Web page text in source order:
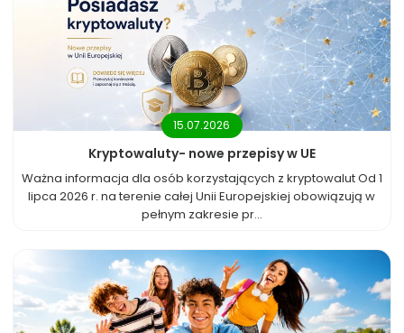
15.07.2026
Kryptowaluty- nowe przepisy w UE
Ważna informacja dla osób korzystających z kryptowalut Od 1
lipca 2026 r. na terenie całej Unii Europejskiej obowiązują w
pełnym zakresie pr...